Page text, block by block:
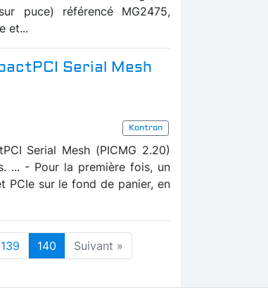
puce) référencé MG2475,
et...
Serial Mesh
Kontron
Serial Mesh (PICMG 2.20)
... - Pour la première fois, un
PCIe sur le fond de panier, en
139 140 Suivant »